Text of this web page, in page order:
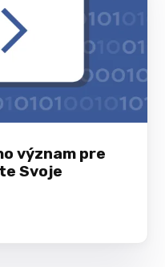
význam pre
Svoje